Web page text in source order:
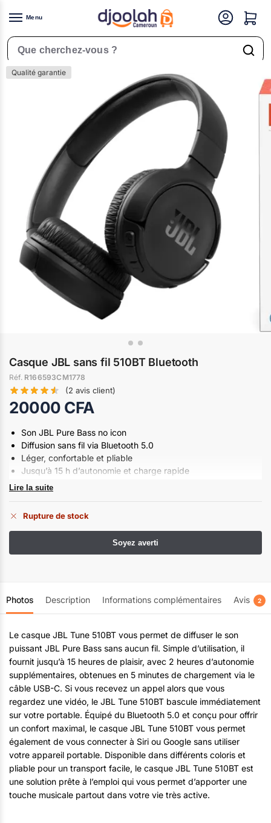
Menu
Rechercher un produit
Accueil Téléphones & Tablettes Casque JBL sans fil 510BT Bluetooth
Qualité garantie
Casque JBL sans fil 510BT Bluetooth
Réf. R166593CM1778
(2 avis client)
20000 CFA
Son JBL Pure Bass no icon
Diffusion sans fil via Bluetooth 5.0
Léger, confortable et pliable
Jusqu’à 15 h d’autonomie et charge rapide
Couleurs disponible :
Lire la suite
Rupture de stock
Photos Description Informations complémentaires Avis 2
Le casque JBL Tune 510BT vous permet de diffuser le son
puissant JBL Pure Bass sans aucun fil. Simple d’utilisation, il
fournit jusqu’à 15 heures de plaisir, avec 2 heures d’autonomie
supplémentaires, obtenues en 5 minutes de chargement via le
câble USB-C. Si vous recevez un appel alors que vous
regardez une vidéo, le JBL Tune 510BT bascule immédiatement
sur votre portable. Équipé du Bluetooth 5.0 et conçu pour offrir
un confort maximal, le casque JBL Tune 510BT vous permet
également de vous connecter à Siri ou Google sans utiliser
votre appareil portable. Disponible dans différents coloris et
pliable pour un transport facile, le casque JBL Tune 510BT est
une solution prête à l’emploi qui vous permet d’apporter une
touche musicale partout dans votre vie très active.